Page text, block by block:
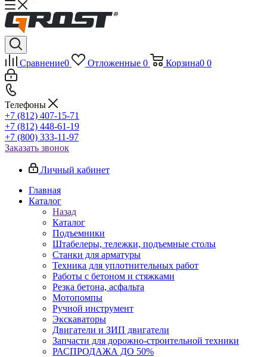
Сравнение0 Отложенные 0 Корзина0 0
Телефоны
+7 (812) 407-15-71
+7 (812) 448-61-19
+7 (800) 333-11-97
Заказать звонок
Личный кабинет
Главная
Каталог
Назад
Каталог
Подъемники
Штабелеры, тележки, подъемные столы
Станки для арматуры
Техника для уплотнительных работ
Работы с бетоном и стяжками
Резка бетона, асфальта
Мотопомпы
Ручной инструмент
Экскаваторы
Двигатели и ЗИП двигатели
Запчасти для дорожно-строительной техники
РАСПРОДАЖА ДО 50%